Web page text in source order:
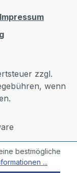
Impressum
zzgl.
wenn
bestmögliche
...